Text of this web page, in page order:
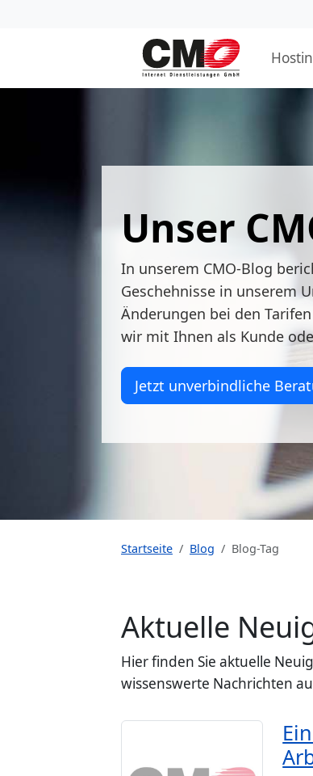
Unser
In unserem CMO-Blog
Geschehnisse in unserem
Änderungen bei den
wir mit Ihnen als Kunde
Jetzt unverbindliche
Startseite Blog Blog-Tag
Aktuelle
Hier finden Sie aktuelle
wissenswerte Nachrichten